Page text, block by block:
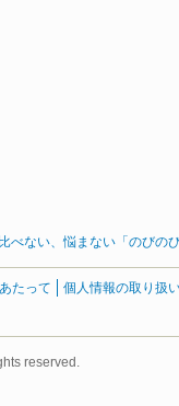
比べない、悩まない「のびの
たって 個人情報の取り扱
reserved.